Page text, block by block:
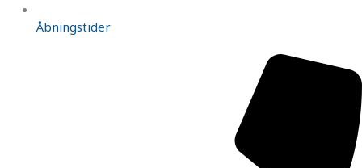
Åbningstider